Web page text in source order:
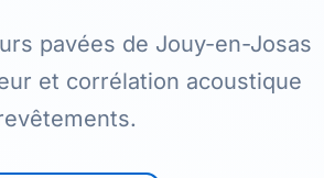
pavées de Jouy-en-Josas
et corrélation acoustique